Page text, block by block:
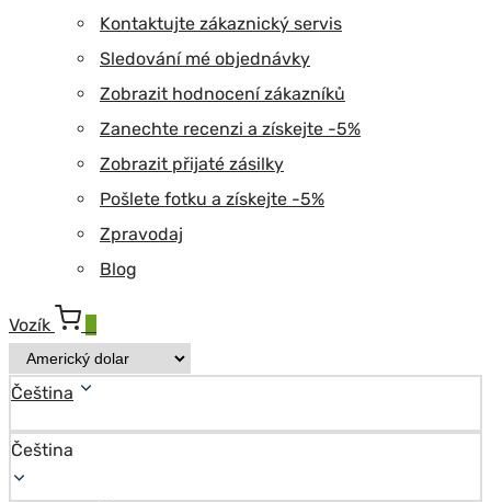
Kontaktujte zákaznický servis
Sledování mé objednávky
Zobrazit hodnocení zákazníků
Zanechte recenzi a získejte -5%
Zobrazit přijaté zásilky
Pošlete fotku a získejte -5%
Zpravodaj
Blog
Vozík
Čeština
Čeština